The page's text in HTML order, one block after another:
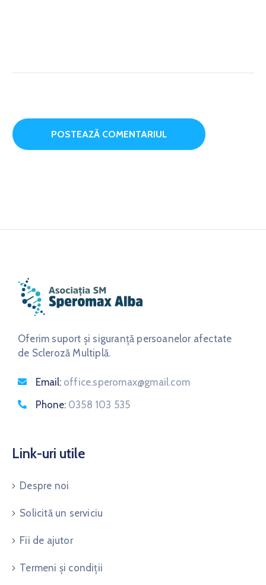
Oferim suport și siguranță persoanelor afectate
de Scleroză Multiplă.
Email: office.speromax@gmail.com
Phone: 0358 103 535
Link-uri utile
Despre noi
Solicită un serviciu
Fii de ajutor
Termeni și condiții